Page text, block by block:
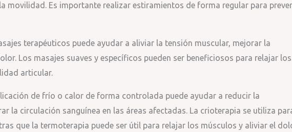
movilidad. Es importante realizar estiramientos de forma regular para
terapéuticos puede ayudar a aliviar la tensión muscular, mejorar la
Los masajes suaves y específicos pueden ser beneficiosos para relajar los
articular.
de frío o calor de forma controlada puede ayudar a reducir la
la circulación sanguínea en las áreas afectadas. La crioterapia se utiliza
que la termoterapia puede ser útil para relajar los músculos y aliviar el